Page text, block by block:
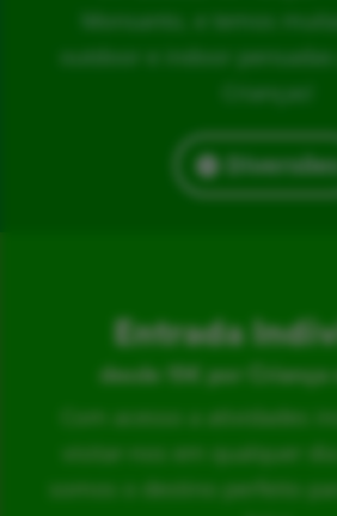
Monsanto, e temos
outdoor e indoor
Crianças!
Entrada
desde 15€ por Criança
Com acesso a atividades
visitar-nos em qualquer
somos o destino perfeito